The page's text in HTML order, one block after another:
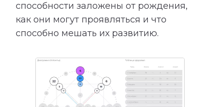
способности заложены от рождения,
как они могут проявляться и что
способно мешать их развитию.